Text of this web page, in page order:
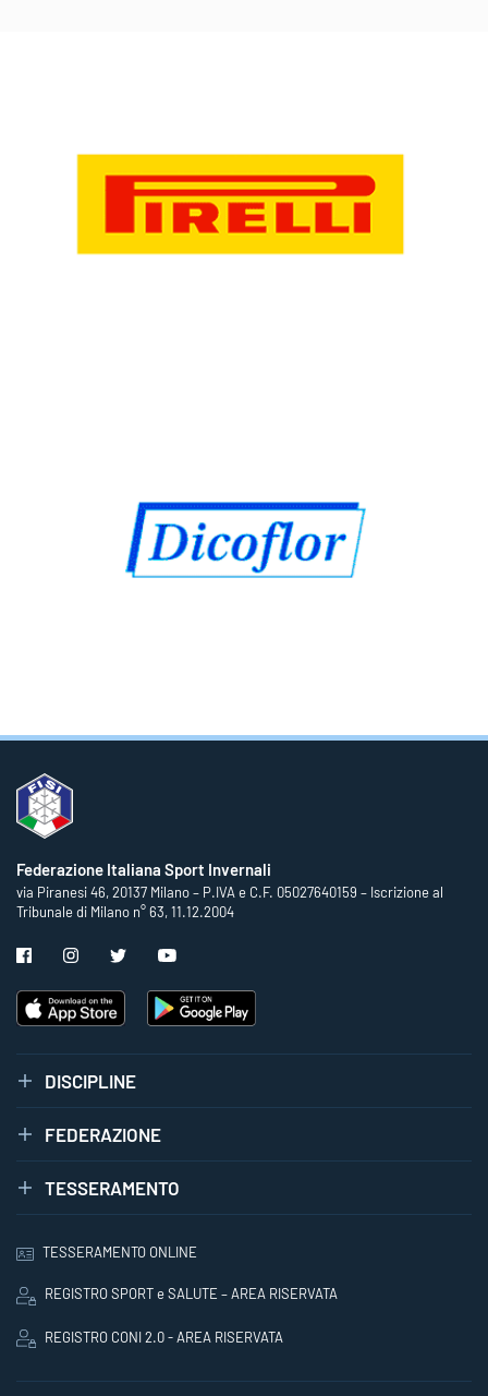
Federazione Italiana Sport Invernali
via Piranesi 46, 20137 Milano – P.IVA e C.F. 05027640159 – Iscrizione al
Tribunale di Milano n° 63, 11.12.2004
DISCIPLINE
FEDERAZIONE
TESSERAMENTO
TESSERAMENTO ONLINE
REGISTRO SPORT e SALUTE – AREA RISERVATA
REGISTRO CONI 2.0 - AREA RISERVATA